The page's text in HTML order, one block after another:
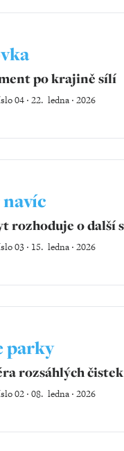
po krajině sílí
04 ‧ 22. ledna ‧ 2026
rozhoduje o další
03 ‧ 15. ledna ‧ 2026
parky
rozsáhlých
02 ‧ 08. ledna ‧ 2026